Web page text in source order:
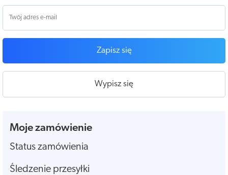
Zapisz się
Wypisz się
Moje zamówienie
Status zamówienia
Śledzenie przesyłki